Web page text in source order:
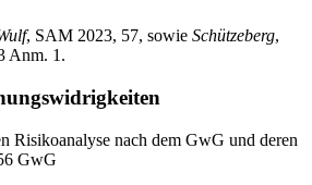
, SAM 2023, 57, sowie Schützeberg,
Anm. 1.
Risikoanalyse nach dem GwG und deren
GwG